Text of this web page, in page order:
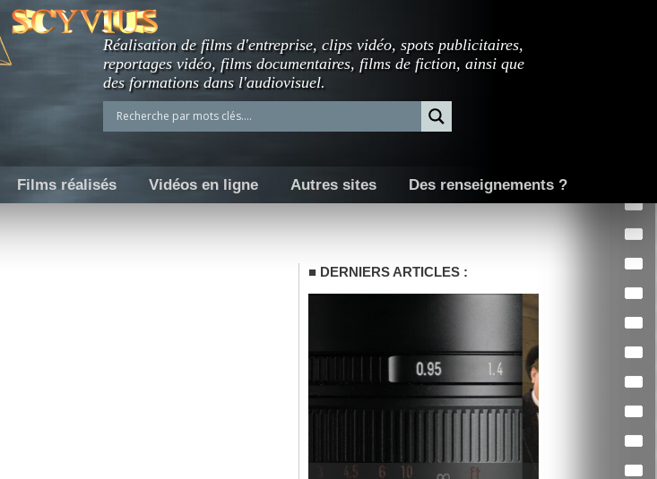
Réalisation de films d'entreprise, clips vidéo, spots publicitaires,
reportages vidéo, films documentaires, films de fiction, ainsi que
des formations dans l'audiovisuel.
Films réalisés Vidéos en ligne Autres sites Des renseignements ?
DERNIERS ARTICLES :